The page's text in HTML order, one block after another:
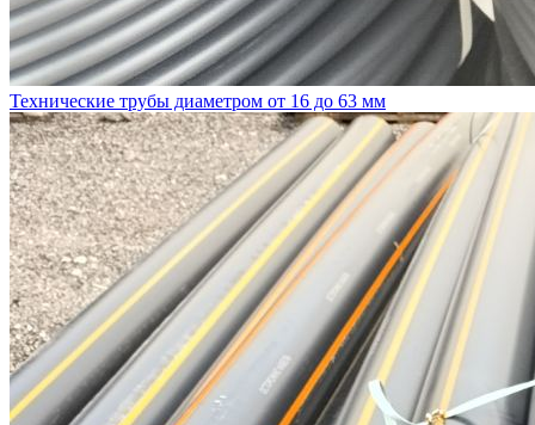
Технические трубы диаметром от 16 до 63 мм